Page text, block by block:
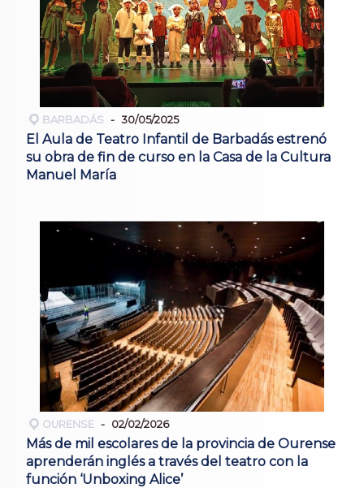
BARBADÁS 30/05/2025
El Aula de Teatro Infantil de Barbadás estrenó
su obra de fin de curso en la Casa de la Cultura
Manuel María
OURENSE 02/02/2026
Más de mil escolares de la provincia de Ourense
aprenderán inglés a través del teatro con la
función ‘Unboxing Alice’